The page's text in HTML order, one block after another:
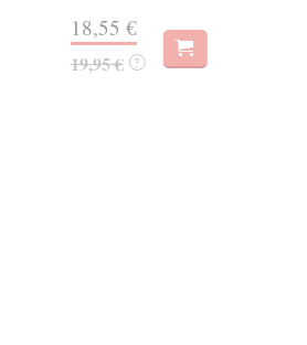
18,55 €
19,95 € ?